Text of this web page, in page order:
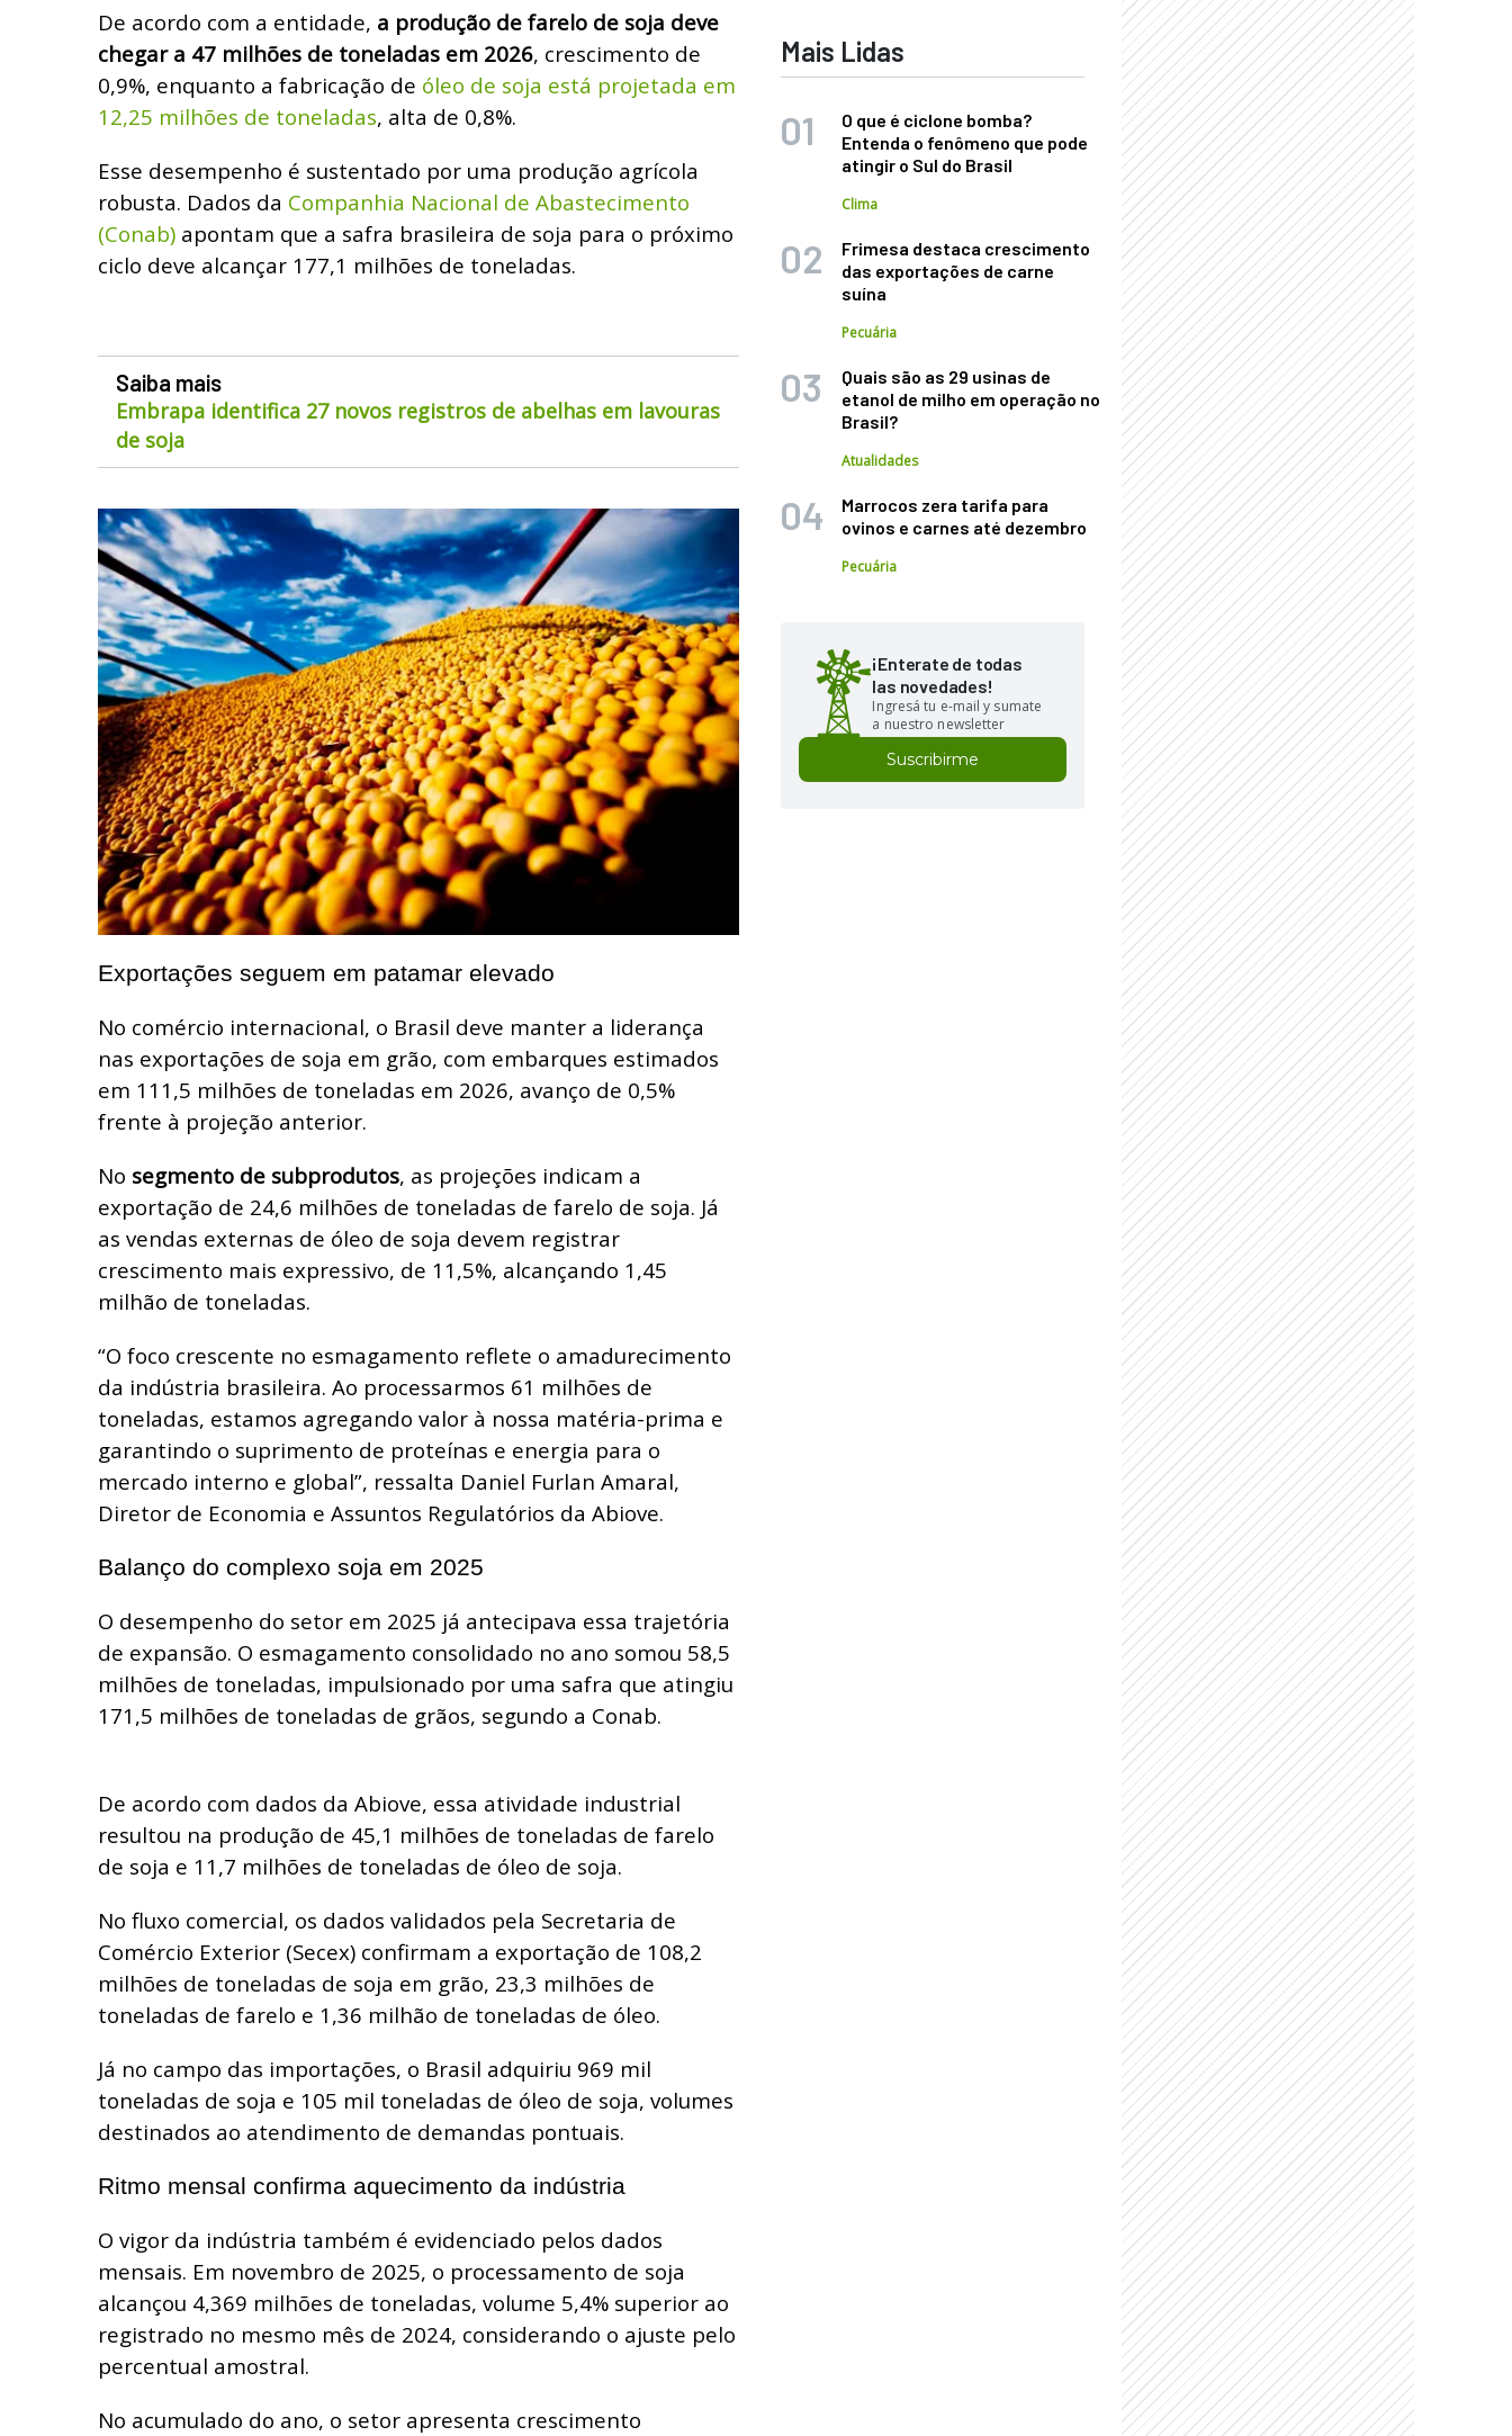
De acordo com a entidade, a produção de farelo de soja deve
chegar a 47 milhões de toneladas em 2026, crescimento de
0,9%, enquanto a fabricação de óleo de soja está projetada em
12,25 milhões de toneladas, alta de 0,8%.
Esse desempenho é sustentado por uma produção agrícola
robusta. Dados da Companhia Nacional de Abastecimento
(Conab) apontam que a safra brasileira de soja para o próximo
ciclo deve alcançar 177,1 milhões de toneladas.
Saiba mais
Embrapa identifica 27 novos registros de abelhas em lavouras
de soja
Exportações seguem em patamar elevado
No comércio internacional, o Brasil deve manter a liderança
nas exportações de soja em grão, com embarques estimados
em 111,5 milhões de toneladas em 2026, avanço de 0,5%
frente à projeção anterior.
No segmento de subprodutos, as projeções indicam a
exportação de 24,6 milhões de toneladas de farelo de soja. Já
as vendas externas de óleo de soja devem registrar
crescimento mais expressivo, de 11,5%, alcançando 1,45
milhão de toneladas.
“O foco crescente no esmagamento reflete o amadurecimento
da indústria brasileira. Ao processarmos 61 milhões de
toneladas, estamos agregando valor à nossa matéria-prima e
garantindo o suprimento de proteínas e energia para o
mercado interno e global”, ressalta Daniel Furlan Amaral,
Diretor de Economia e Assuntos Regulatórios da Abiove.
Balanço do complexo soja em 2025
O desempenho do setor em 2025 já antecipava essa trajetória
de expansão. O esmagamento consolidado no ano somou 58,5
milhões de toneladas, impulsionado por uma safra que atingiu
171,5 milhões de toneladas de grãos, segundo a Conab.
De acordo com dados da Abiove, essa atividade industrial
resultou na produção de 45,1 milhões de toneladas de farelo
de soja e 11,7 milhões de toneladas de óleo de soja.
No fluxo comercial, os dados validados pela Secretaria de
Comércio Exterior (Secex) confirmam a exportação de 108,2
milhões de toneladas de soja em grão, 23,3 milhões de
toneladas de farelo e 1,36 milhão de toneladas de óleo.
Já no campo das importações, o Brasil adquiriu 969 mil
toneladas de soja e 105 mil toneladas de óleo de soja, volumes
destinados ao atendimento de demandas pontuais.
Ritmo mensal confirma aquecimento da indústria
O vigor da indústria também é evidenciado pelos dados
mensais. Em novembro de 2025, o processamento de soja
alcançou 4,369 milhões de toneladas, volume 5,4% superior ao
registrado no mesmo mês de 2024, considerando o ajuste pelo
percentual amostral.
No acumulado do ano, o setor apresenta crescimento
Mais Lidas
O que é ciclone bomba?
Entenda o fenômeno que pode
atingir o Sul do Brasil
Clima
Frimesa destaca crescimento
das exportações de carne
suína
Pecuária
Quais são as 29 usinas de
etanol de milho em operação no
Brasil?
Atualidades
Marrocos zera tarifa para
ovinos e carnes até dezembro
Pecuária
¡Enterate de todas
las novedades!
Ingresá tu e-mail y sumate
a nuestro newsletter
Suscribirme